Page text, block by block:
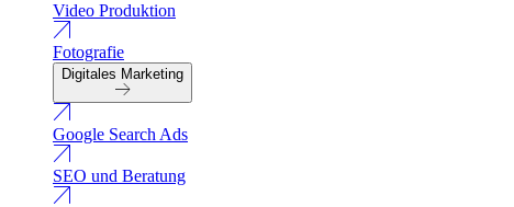
Video Produktion
Fotografie
Digitales Marketing
Google Search Ads
SEO und Beratung